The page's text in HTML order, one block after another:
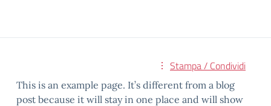
Stampa / Condividi
This is an example page. It’s different from a blog
post because it will stay in one place and will show